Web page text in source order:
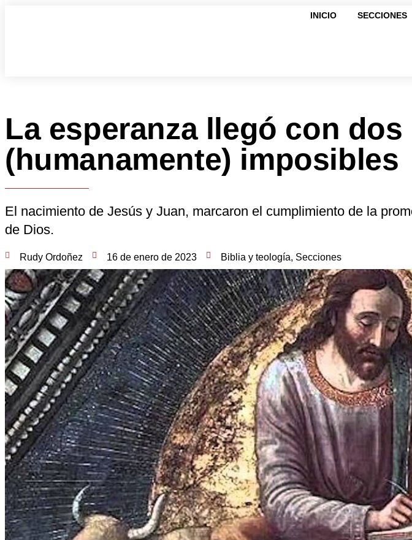
INICIO SECCIONES
La esperanza llegó con
(humanamente) imposibles
El nacimiento de Jesús y Juan, marcaron el cumplimiento de la
de Dios.
Rudy Ordoñez 16 de enero de 2023 Biblia y teología, Secciones